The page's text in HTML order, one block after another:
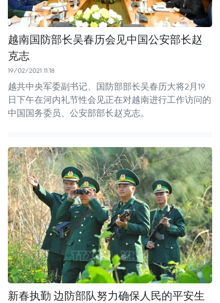
越南国防部长吴春历会见中国公安部长赵
克志
19/02/2021 11:18
越共中央军委副书记、国防部部长吴春历大将2月19
日下午在河内礼节性会见正在对越南进行工作访问的
中国国务委员、公安部部长赵克志。
新春执勤 边防部队努力确保人民的平安生